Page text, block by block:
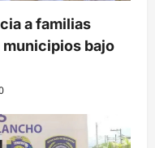
a familias
municipios bajo